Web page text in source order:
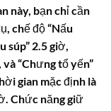
này, bạn chỉ cần
chế độ “Nấu
súp” 2.5 giờ,
“Chưng tổ yến”
gian mặc định là
Chức năng giữ